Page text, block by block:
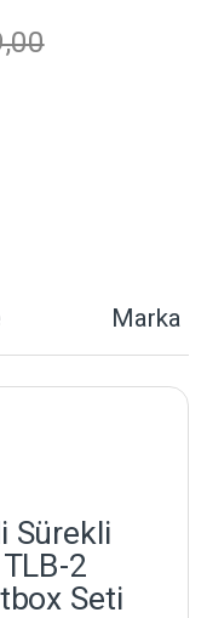
Lambasız miktar
Marka
Sürekli
2
Seti